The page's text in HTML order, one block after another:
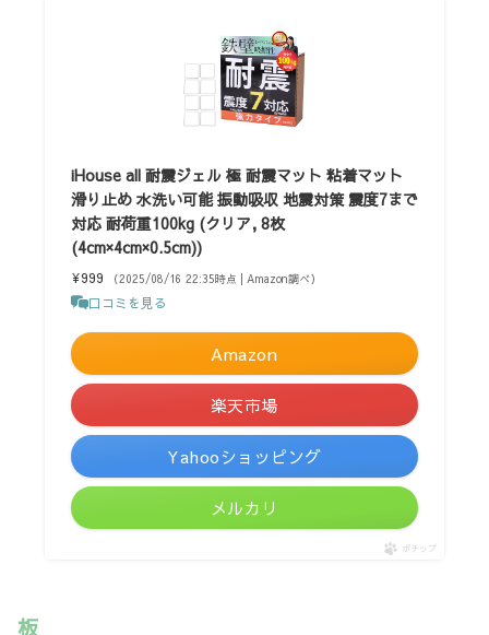
iHouse all 耐震ジェル 極 耐震マット 粘着マット
滑り止め 水洗い可能 振動吸収 地震対策 震度7まで
対応 耐荷重100kg (クリア, 8枚
(4cm×4cm×0.5cm))
¥999 （2025/08/16 22:35時点 | Amazon調べ）
口コミを見る
Amazon
楽天市場
Yahooショッピング
メルカリ
ポチップ
板